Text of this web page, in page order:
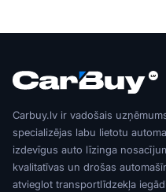
Carbuy.lv ir vadošais
specializējas labu lietotu
izdevīgus auto līzinga
kvalitatīvas un drošas
atvieglot transportlīdzekļa